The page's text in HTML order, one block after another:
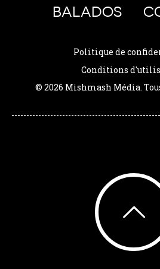
BALADOS
Politique de
Conditions
© 2026 Mishmash Média.